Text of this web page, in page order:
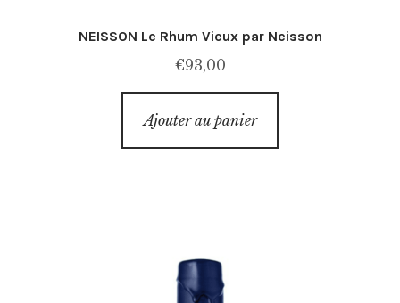
NEISSON Le Rhum Vieux par Neisson
€93,00
Ajouter au panier